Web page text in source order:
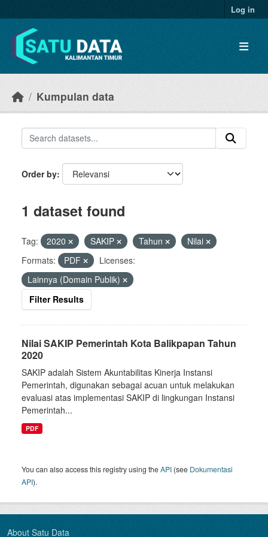
Log in
Kumpulan data
Order by
1 dataset found
Tag: 2020 SAKIP Tahun
Nilai
Formats:
PDF
Licenses:
Lainnya (Domain Publik)
Filter Results
Nilai SAKIP Pemerintah Kota Balikpapan Tahun
2020
SAKIP adalah Sistem Akuntabilitas Kinerja Instansi
Pemerintah, digunakan sebagai acuan untuk melakukan
evaluasi atas implementasi SAKIP di lingkungan Instansi
Pemerintah...
PDF
You can also access this registry using theAPI (see Dokumentasi
API).
About Satu Data